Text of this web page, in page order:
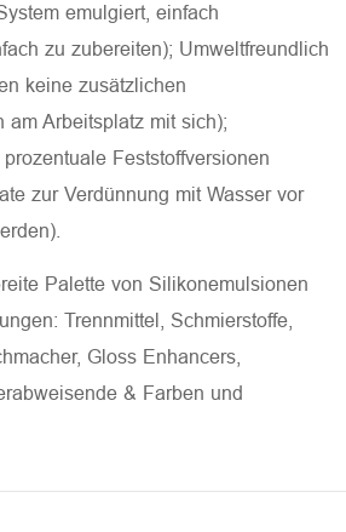
emulgiert, einfach
zu zubereiten); Umweltfreundlich
keine zusätzlichen
am Arbeitsplatz mit sich);
Feststoffversionen
zur Verdünnung mit Wasser vor
Palette von Silikonemulsionen
Trennmittel, Schmierstoffe,
Gloss Enhancers,
& Farben und